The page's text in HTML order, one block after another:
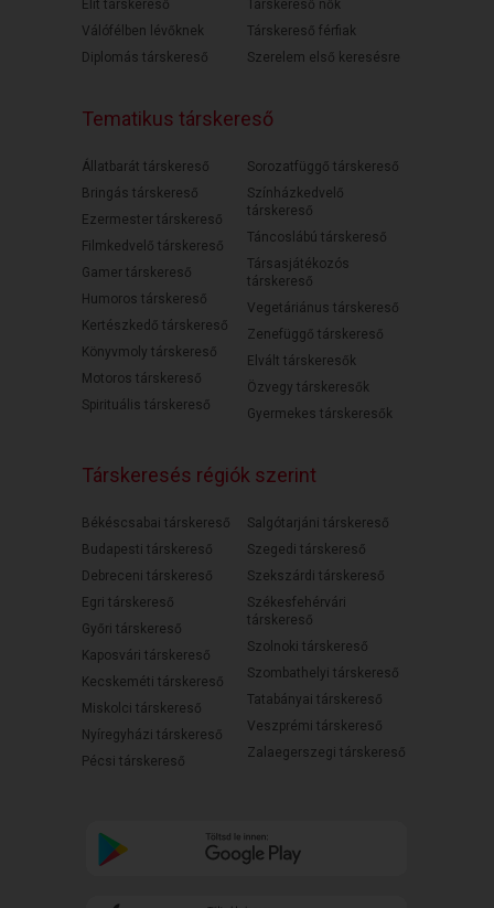
Elit társkereső
Válófélben lévőknek
Diplomás társkereső
Társkereső nők
Társkereső férfiak
Szerelem első keresésre
Tematikus társkereső
Állatbarát társkereső
Bringás társkereső
Ezermester társkereső
Filmkedvelő társkereső
Gamer társkereső
Humoros társkereső
Kertészkedő társkereső
Könyvmoly társkereső
Motoros társkereső
Spirituális társkereső
Sorozatfüggő társkereső
Színházkedvelő
társkereső
Táncoslábú társkereső
Társasjátékozós
társkereső
Vegetáriánus társkereső
Zenefüggő társkereső
Elvált társkeresők
Özvegy társkeresők
Gyermekes társkeresők
Társkeresés régiók szerint
Békéscsabai társkereső
Budapesti társkereső
Debreceni társkereső
Egri társkereső
Győri társkereső
Kaposvári társkereső
Kecskeméti társkereső
Miskolci társkereső
Nyíregyházi társkereső
Pécsi társkereső
Salgótarjáni társkereső
Szegedi társkereső
Szekszárdi társkereső
Székesfehérvári
társkereső
Szolnoki társkereső
Szombathelyi társkereső
Tatabányai társkereső
Veszprémi társkereső
Zalaegerszegi társkereső